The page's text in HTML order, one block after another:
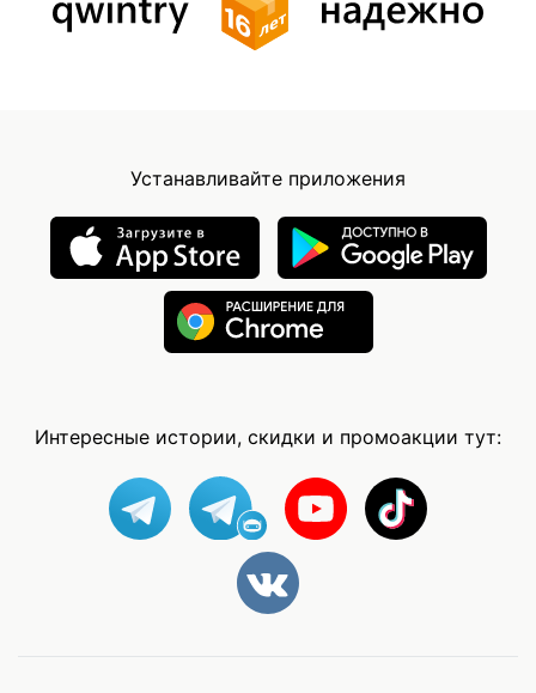
Устанавливайте приложения
Интересные истории, скидки и промоакции тут: